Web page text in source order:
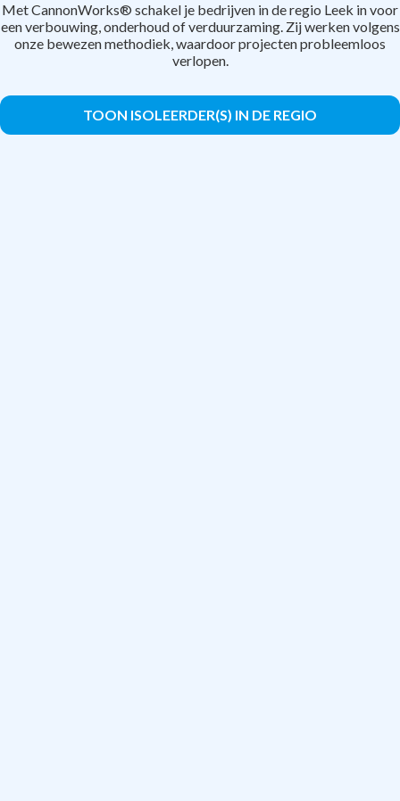
Met CannonWorks® schakel je bedrijven in de regio Leek in voor
een verbouwing, onderhoud of verduurzaming. Zij werken volgens
onze bewezen methodiek, waardoor projecten probleemloos
verlopen.
TOON ISOLEERDER(S) IN DE REGIO